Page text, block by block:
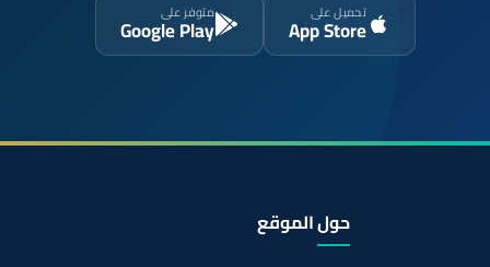
تحميل على
App Store
متوفر على
Google Play
حول الموقع